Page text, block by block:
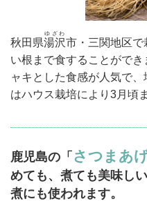
秋田県湯沢
ゆざわ
市・三関地区
い根まで食することがで
ャキとした食感が人気で
はハウス栽培により3月頃
鹿児島の「 さつまあ
めても、煮ても美味し
煮にも使われます。